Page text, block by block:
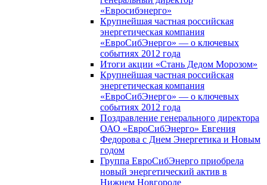
«Евросибэнерго»
Крупнейшая частная российская
энергетическая компания
«ЕвроСибЭнерго» — о ключевых
событиях 2012 года
Итоги акции «Стань Дедом Морозом»
Крупнейшая частная российская
энергетическая компания
«ЕвроСибЭнерго» — о ключевых
событиях 2012 года
Поздравление генерального директора
ОАО «ЕвроСибЭнерго» Евгения
Федорова с Днем Энергетика и Новым
годом
Группа ЕвроСибЭнерго приобрела
новый энергетический актив в
Нижнем Новгороде